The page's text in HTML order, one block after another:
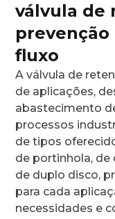
válvula de
fluxo
A válvula de
de aplicações,
abastecimento
processos
de tipos
de portinhola, de
de duplo disco,
para cada
necessidades e